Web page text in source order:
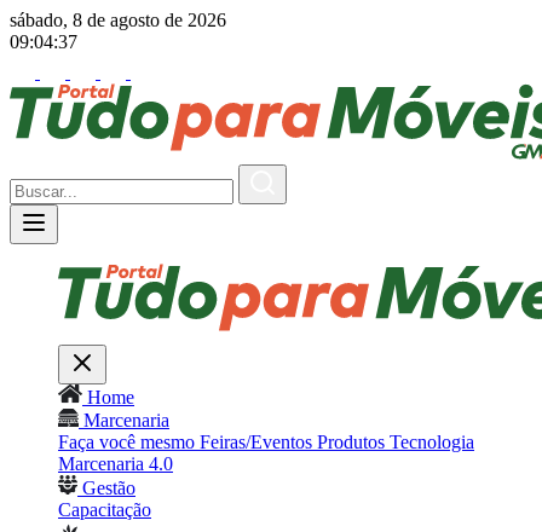
sábado, 8 de agosto de 2026
09:04:38
Home
Marcenaria
Faça você mesmo Feiras/Eventos Produtos Tecnologia
Marcenaria 4.0
Gestão
Capacitação